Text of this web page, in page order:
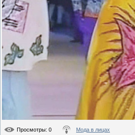
Просмотры: 0 Мода в лицах